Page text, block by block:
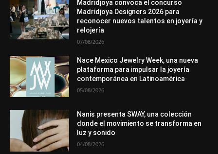
Premios
Secciones Sin categoría
Más
Madridjoya convoca el concurso
Madridjoya Designers 2026 para
reconocer nuevos talentos en joyería y
relojería
07/08/2026
Nace Mexico Jewelry Week, una nueva
plataforma para impulsar la joyería
contemporánea en Latinoamérica
05/08/2026
Nanis presenta SWAY, una colección
donde el movimiento se transforma en
luz y sonido
04/08/2026